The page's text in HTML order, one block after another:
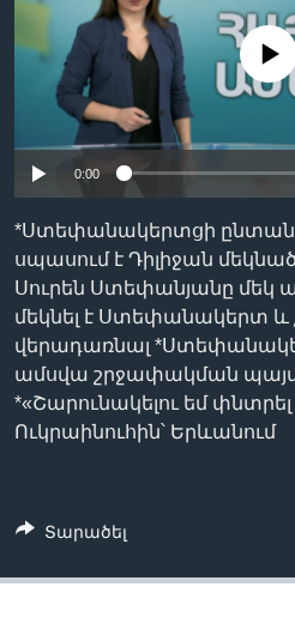
Լեզուներ
No media source
0:00
*Ստեփանակերտցի
սպասում է Դիլիջան
Սուրեն Ստեփանյանը մեկ
մեկնել է Ստեփանակերտ և
վերադառնալ
ամսվա շրջափակման
*«Շարունակելու եմ փնտրել
Ուկրաինուհին՝ Երևանում
Տարածել